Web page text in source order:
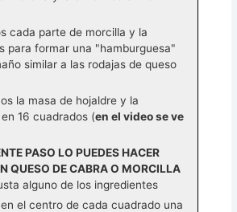
cada parte de morcilla y la
para formar una "hamburguesa"
similar a las rodajas de queso
la masa de hojaldre y la
16 cuadrados (en el video se ve
PASO LO PUEDES HACER
QUESO DE CABRA O MORCILLA
alguno de los ingredientes
el centro de cada cuadrado una